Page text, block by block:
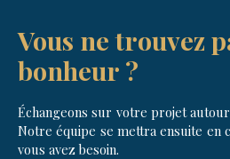
Vous ne trouvez
bonheur ?
Échangeons sur votre projet
Notre équipe se mettra ensuite en
vous avez besoin.